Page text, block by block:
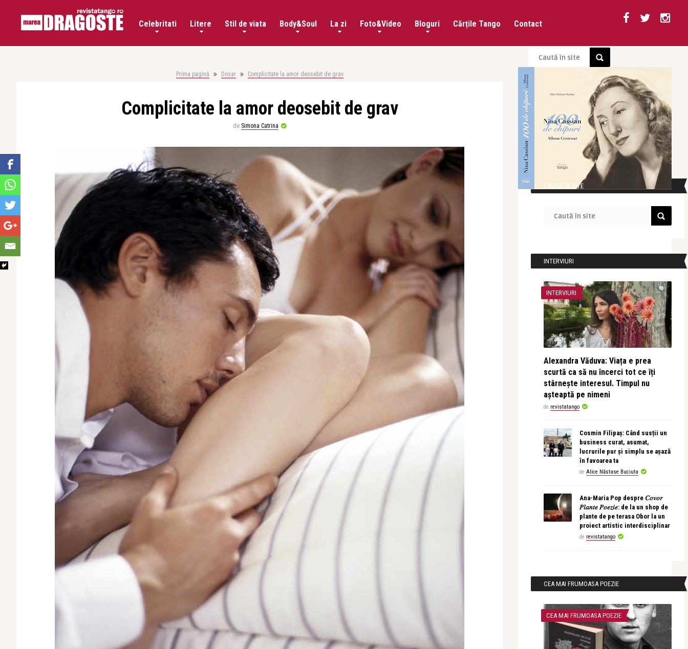
Celebritati Litere Stil de viata Body&Soul La zi Foto&Video Bloguri Cărțile Tango Contact
Prima pagină Dosar Complicitate la amor deosebit de grav
Complicitate la amor deosebit de grav
de Simona Catrina
CAUTĂ ÎN SITE
INTERVIURI
INTERVIURI
Alexandra Văduva: Viața e prea
scurtă ca să nu încerci tot ce îți
stârnește interesul. Timpul nu
așteaptă pe nimeni
de revistatango
Cosmin Filipaș: Când susții un
business curat, asumat,
lucrurile pur și simplu se așază
în favoarea ta
de Alice Năstase Buciuta
Ana-Maria Pop despre 𝐶𝑜𝑣𝑜𝑟
𝑃𝑙𝑎𝑛𝑡𝑒 𝑃𝑜𝑒𝑧𝑖𝑒: de la un shop de
plante de pe terasa Obor la un
proiect artistic interdisciplinar
de revistatango
CEA MAI FRUMOASA POEZIE
CEA MAI FRUMOASA POEZIE